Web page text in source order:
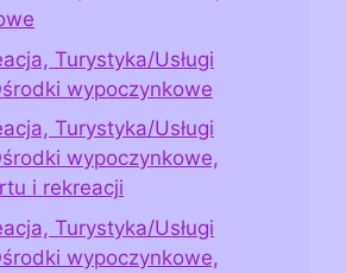
Turystyka/Usługi
wypoczynkowe
Turystyka/Usługi
wypoczynkowe,
i rekreacji
Turystyka/Usługi
wypoczynkowe,